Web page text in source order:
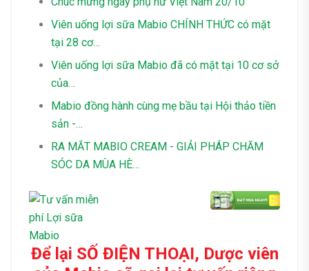
Viên uống lợi sữa Mabio CHÍNH THỨC có mặt
tại 28 cơ…
Viên uống lợi sữa Mabio đã có mặt tại 10 cơ sở
của…
Mabio đồng hành cùng mẹ bầu tại Hội thảo tiền
sản -…
RA MẮT MABIO CREAM - GIẢI PHÁP CHĂM
SÓC DA MÙA HÈ…
Để lại SỐ ĐIỆN THOẠI, Dược viên